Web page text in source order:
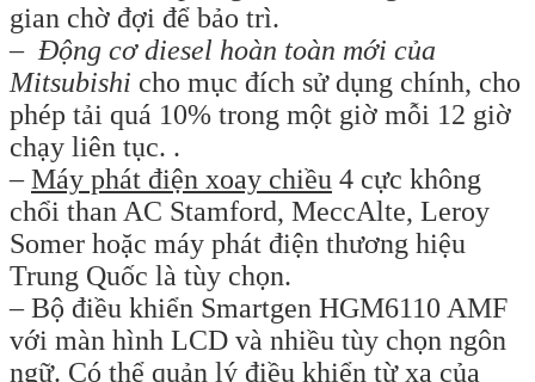
gian chờ đợi để bảo trì.
– Động cơ diesel hoàn toàn mới của
Mitsubishi cho mục đích sử dụng chính, cho
phép tải quá 10% trong một giờ mỗi 12 giờ
chạy liên tục. .
–Máy phát điện xoay chiều 4 cực không
chổi than AC Stamford, MeccAlte, Leroy
Somer hoặc máy phát điện thương hiệu
Trung Quốc là tùy chọn.
– Bộ điều khiển Smartgen HGM6110 AMF
với màn hình LCD và nhiều tùy chọn ngôn
ngữ. Có thể quản lý điều khiển từ xa của